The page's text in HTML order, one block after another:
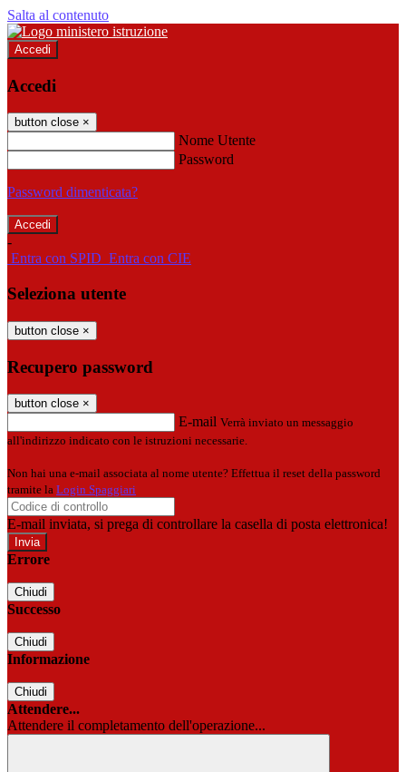
Salta al contenuto
Accedi
Accedi
button close ×
Nome Utente
Password
Password dimenticata?
-
Entra con SPID Entra con CIE
Seleziona utente
button close ×
Recupero password
button close ×
E-mail Verrà inviato un messaggio
all'indirizzo indicato con le istruzioni necessarie.
Non hai una e-mail associata al nome utente? Effettua il reset della password
tramite la Login Spaggiari
E-mail inviata, si prega di controllare la casella di posta elettronica!
Errore
Chiudi
Successo
Chiudi
Informazione
Chiudi
Attendere...
Attendere il completamento dell'operazione...